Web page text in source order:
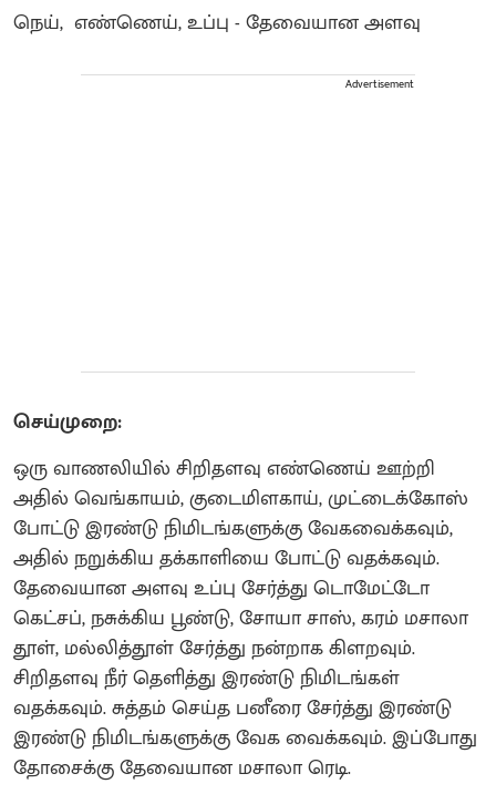
நெய், எண்ணெய், உப்பு - தேவையான அளவு
Advertisement
செய்முறை:
ஒரு வாணலியில் சிறிதளவு எண்ணெய் ஊற்றி
அதில் வெங்காயம், குடைமிளகாய், முட்டைக்கோஸ்
போட்டு இரண்டு நிமிடங்களுக்கு வேகவைக்கவும்,
அதில் நறுக்கிய தக்காளியை போட்டு வதக்கவும்.
தேவையான அளவு உப்பு சேர்த்து டொமேட்டோ
கெட்சப், நசுக்கிய பூண்டு, சோயா சாஸ், கரம் மசாலா
தூள், மல்லித்தூள் சேர்த்து நன்றாக கிளறவும்.
சிறிதளவு நீர் தெளித்து இரண்டு நிமிடங்கள்
வதக்கவும். சுத்தம் செய்த பனீரை சேர்த்து இரண்டு
இரண்டு நிமிடங்களுக்கு வேக வைக்கவும். இப்போது
தோசைக்கு தேவையான மசாலா ரெடி.